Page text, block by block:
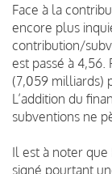
Face à la
encore plus
contribution/
est passé à
(7,059 milliards)
L’addition du
subventions ne
Il est à noter que
signé pourtant